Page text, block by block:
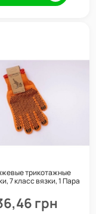
трикотажные
7 класс вязки, 1 Пара
грн